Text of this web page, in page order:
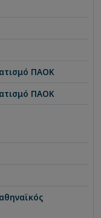
ΠΑΟΚ
ΠΑΟΚ